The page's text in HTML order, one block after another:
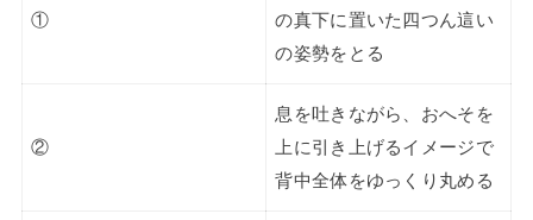
①
の真下に置いた四つん這い
の姿勢をとる
②
息を吐きながら、おへそを
上に引き上げるイメージで
背中全体をゆっくり丸める